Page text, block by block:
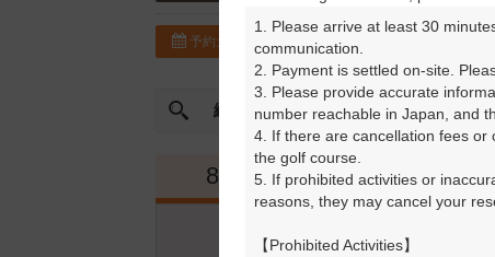
予約カレンダー
絞込み 曜日やスタート時間を指定
8月 9月
アイコンの説明
1. Please arrive at least 30
communication.
2. Payment is settled on-site.
3. Please provide accurate
number reachable in Japan, and
4. If there are cancellation fees or
the golf course.
5. If prohibited activities or
reasons, they may cancel your
【Prohibited Activities】